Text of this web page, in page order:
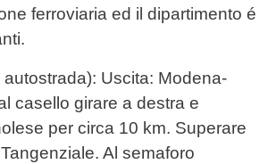
ferroviaria ed il dipartimento é
autostrada): Uscita: Modena-
casello girare a destra e
per circa 10 km. Superare
Al semaforo